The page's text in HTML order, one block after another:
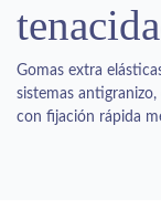
Gomas extra
sistemas antigranizo,
con fijación rápida